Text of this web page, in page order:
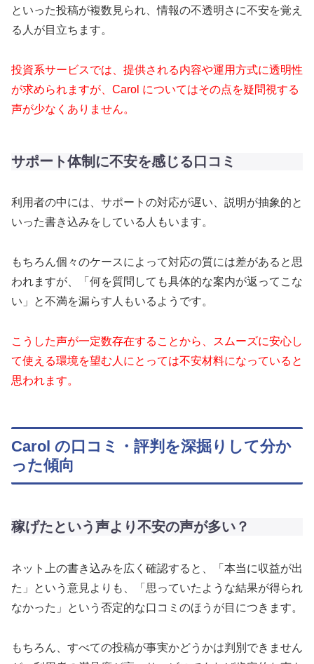
といった投稿が複数見られ、情報の不透明さに不安を覚え
る人が目立ちます。
投資系サービスでは、提供される内容や運用方式に透明性
が求められますが、Carol についてはその点を疑問視する
声が少なくありません。
サポート体制に不安を感じる口コミ
利用者の中には、サポートの対応が遅い、説明が抽象的と
いった書き込みをしている人もいます。
もちろん個々のケースによって対応の質には差があると思
われますが、「何を質問しても具体的な案内が返ってこな
い」と不満を漏らす人もいるようです。
こうした声が一定数存在することから、スムーズに安心し
て使える環境を望む人にとっては不安材料になっていると
思われます。
Carol の口コミ・評判を深掘りして分か
った傾向
稼げたという声より不安の声が多い？
ネット上の書き込みを広く確認すると、「本当に収益が出
た」という意見よりも、「思っていたような結果が得られ
なかった」という否定的な口コミのほうが目につきます。
もちろん、すべての投稿が事実かどうかは判別できません